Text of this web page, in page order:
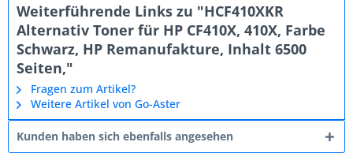
Weiterführende Links zu "HCF410XKR
Alternativ Toner für HP CF410X, 410X, Farbe
Schwarz, HP Remanufakture, Inhalt 6500
Seiten,"
Fragen zum Artikel?
Weitere Artikel von Go-Aster
Kunden haben sich ebenfalls angesehen